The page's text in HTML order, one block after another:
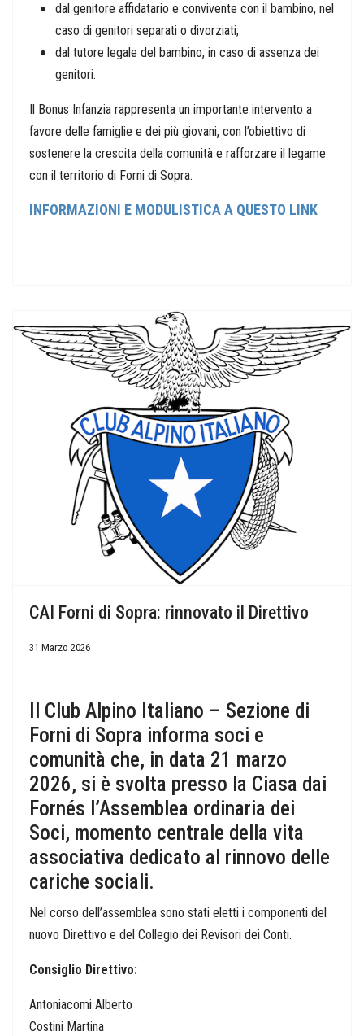
dal genitore affidatario e convivente con il bambino, nel
caso di genitori separati o divorziati;
dal tutore legale del bambino, in caso di assenza dei
genitori.
Il Bonus Infanzia rappresenta un importante intervento a
favore delle famiglie e dei più giovani, con l’obiettivo di
sostenere la crescita della comunità e rafforzare il legame
con il territorio di Forni di Sopra.
INFORMAZIONI E MODULISTICA A QUESTO LINK
CAI Forni di Sopra: rinnovato il Direttivo
31 Marzo 2026
Il Club Alpino Italiano – Sezione di
Forni di Sopra informa soci e
comunità che, in data 21 marzo
2026, si è svolta presso la Ciasa dai
Fornés l’Assemblea ordinaria dei
Soci, momento centrale della vita
associativa dedicato al rinnovo delle
cariche sociali.
Nel corso dell’assemblea sono stati eletti i componenti del
nuovo Direttivo e del Collegio dei Revisori dei Conti.
Consiglio Direttivo:
Antoniacomi Alberto
Costini Martina